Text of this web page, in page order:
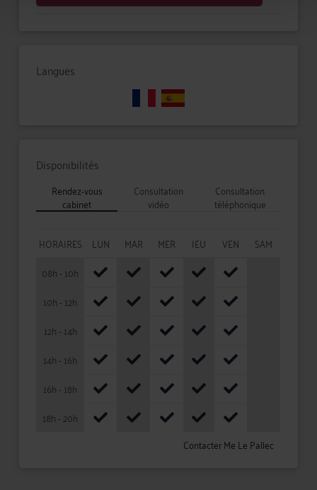
Langues
Disponibilités
Rendez-vous
cabinet
Consultation
vidéo
Consultation
téléphonique
HORAIRES LUN MAR MER JEU VEN
SAM
08h - 10h
10h - 12h
12h - 14h
14h - 16h
16h - 18h
18h - 20h
Contacter Me Le Pallec